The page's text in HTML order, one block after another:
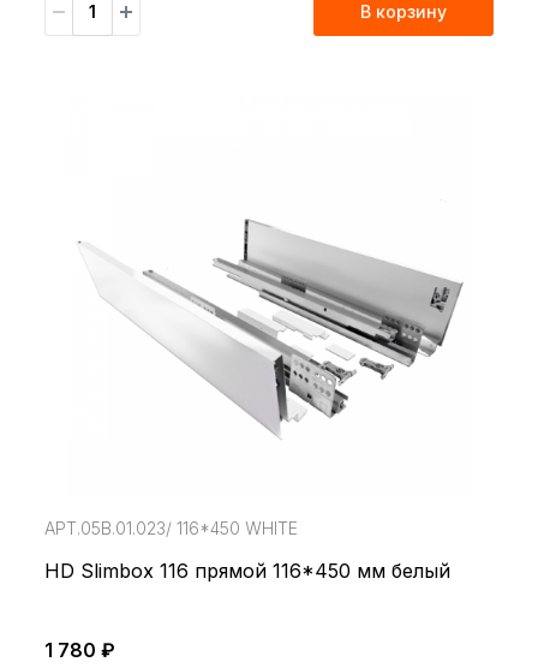
В корзину
АРТ.05В.01.023/ 116*450 WHITE
HD Slimbox 116 прямой 116*450 мм белый
1 780 ₽